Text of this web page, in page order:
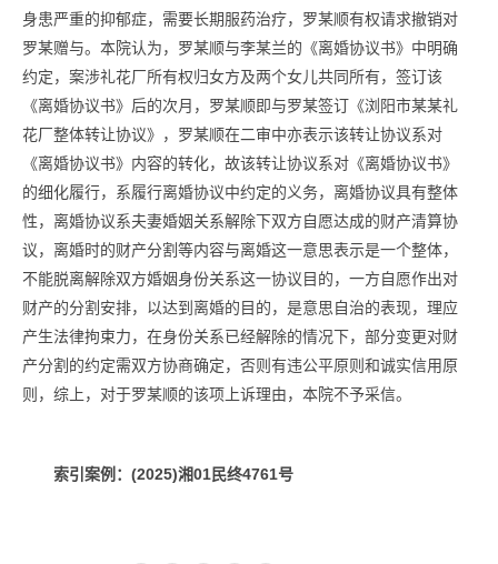
身患严重的抑郁症，需要长期服药治疗，罗某顺有权请求撤销对
罗某赠与。本院认为，罗某顺与李某兰的《离婚协议书》中明确
约定，案涉礼花厂所有权归女方及两个女儿共同所有，签订该
《离婚协议书》后的次月，罗某顺即与罗某签订《浏阳市某某礼
花厂整体转让协议》，罗某顺在二审中亦表示该转让协议系对
《离婚协议书》内容的转化，故该转让协议系对《离婚协议书》
的细化履行，系履行离婚协议中约定的义务，离婚协议具有整体
性，离婚协议系夫妻婚姻关系解除下双方自愿达成的财产清算协
议，离婚时的财产分割等内容与离婚这一意思表示是一个整体，
不能脱离解除双方婚姻身份关系这一协议目的，一方自愿作出对
财产的分割安排，以达到离婚的目的，是意思自治的表现，理应
产生法律拘束力，在身份关系已经解除的情况下，部分变更对财
产分割的约定需双方协商确定，否则有违公平原则和诚实信用原
则，综上，对于罗某顺的该项上诉理由，本院不予采信。
索引案例： (2025)湘01民终4761号